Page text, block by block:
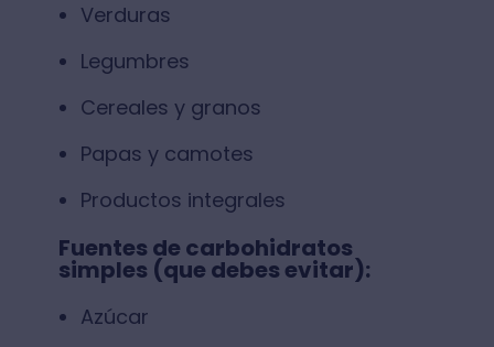
Verduras⁣
Legumbres⁣
Cereales y granos⁣
Papas y camotes⁣
Productos integrales⁣
Fuentes de carbohidratos
simples (que debes evitar):⁣
Azúcar⁣